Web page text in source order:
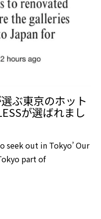
ぶ東京のホット
が選ばれまし
seek out in Tokyo’ Our
part of